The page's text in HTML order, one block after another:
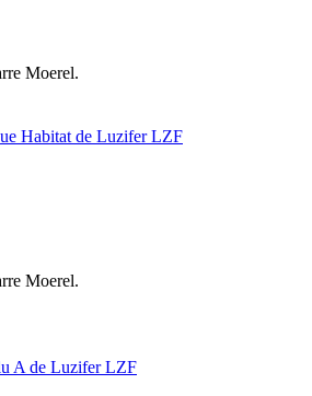
Moerel.
Moerel.